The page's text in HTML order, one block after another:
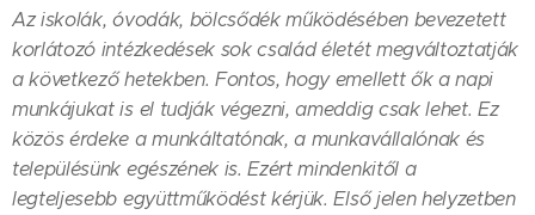
Az iskolák, óvodák, bölcsődék működésében bevezetett
korlátozó intézkedések sok család életét megváltoztatják
a következő hetekben. Fontos, hogy emellett ők a napi
munkájukat is el tudják végezni, ameddig csak lehet. Ez
közös érdeke a munkáltatónak, a munkavállalónak és
településünk egészének is. Ezért mindenkitől a
legteljesebb együttműködést kérjük. Első jelen helyzetben